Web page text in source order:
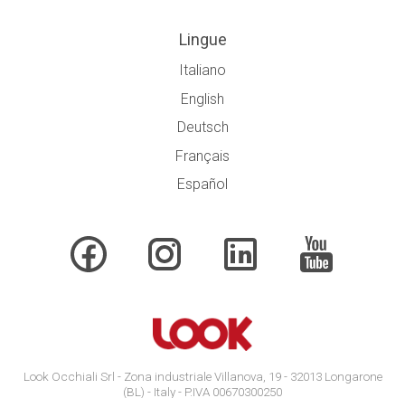
Lingue
Italiano
English
Deutsch
Français
Español
Look Occhiali Srl - Zona industriale Villanova, 19 - 32013 Longarone
(BL) - Italy - P.IVA 00670300250